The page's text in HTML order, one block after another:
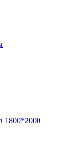
1800*2000